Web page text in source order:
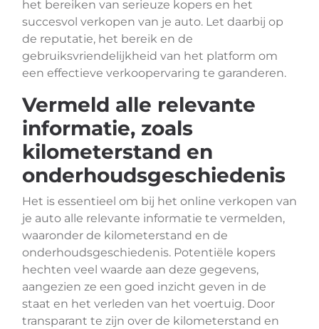
het bereiken van serieuze kopers en het
succesvol verkopen van je auto. Let daarbij op
de reputatie, het bereik en de
gebruiksvriendelijkheid van het platform om
een effectieve verkoopervaring te garanderen.
Vermeld alle relevante
informatie, zoals
kilometerstand en
onderhoudsgeschiedenis
Het is essentieel om bij het online verkopen van
je auto alle relevante informatie te vermelden,
waaronder de kilometerstand en de
onderhoudsgeschiedenis. Potentiële kopers
hechten veel waarde aan deze gegevens,
aangezien ze een goed inzicht geven in de
staat en het verleden van het voertuig. Door
transparant te zijn over de kilometerstand en